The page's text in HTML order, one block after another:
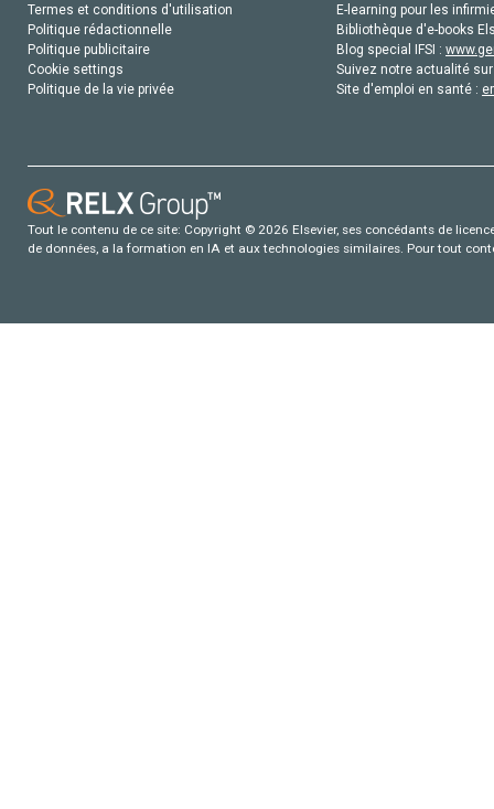
Termes et conditions d'utilisation
Politique rédactionnelle
Politique publicitaire
Cookie settings
Politique de la vie privée
E-learning pour les
Bibliothèque d'e-books
Blog special IFSI :
Suivez notre actualité
Site d'emploi en santé :
Tout le contenu de ce site: Copyright © 2026 Elsevier, ses concédants de
de données, a la formation en IA et aux technologies similaires. Pour tout